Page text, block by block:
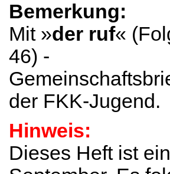
Bemerkung:
Mit »der ruf«
46) -
der FKK-Jugend.
Hinweis:
Dieses Heft ist